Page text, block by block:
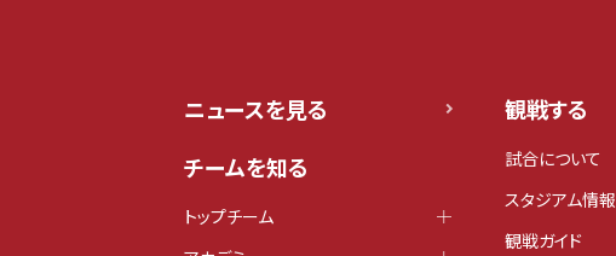
ニュースを見る
チームを知る
トップチーム
観戦する
試合について
スタジアム情報
観戦ガイド